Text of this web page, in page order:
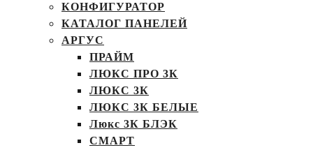
КОНФИГУРАТОР
КАТАЛОГ ПАНЕЛЕЙ
АРГУС
ПРАЙМ
ЛЮКС ПРО 3К
ЛЮКС 3К
ЛЮКС 3К БЕЛЫЕ
Люкс 3К БЛЭК
СМАРТ